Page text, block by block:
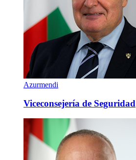
Azurmendi
Viceconsejería de Seguridad